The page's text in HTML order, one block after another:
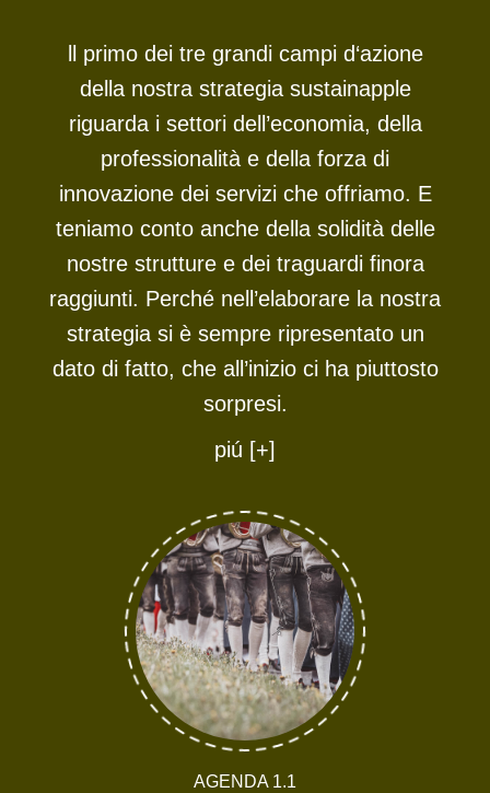
ll primo dei tre grandi campi d‘azione
della nostra strategia sustainapple
riguarda i settori dell’economia, della
professionalità e della forza di
innovazione dei servizi che offriamo. E
teniamo conto anche della solidità delle
nostre strutture e dei traguardi finora
raggiunti. Perché nell’elaborare la nostra
strategia si è sempre ripresentato un
dato di fatto, che all’inizio ci ha piuttosto
sorpresi.
piú [+]
AGENDA 1.1